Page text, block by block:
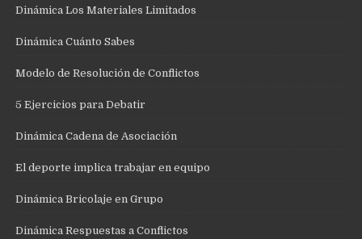
Dinámica Los Materiales Limitados
Dinámica Cuánto Sabes
Modelo de Resolución de Conflictos
5 Ejercicios para Debatir
Dinámica Cadena de Asociación
El deporte implica trabajar en equipo
Dinámica Bricolaje en Grupo
Dinámica Respuestas a Conflictos